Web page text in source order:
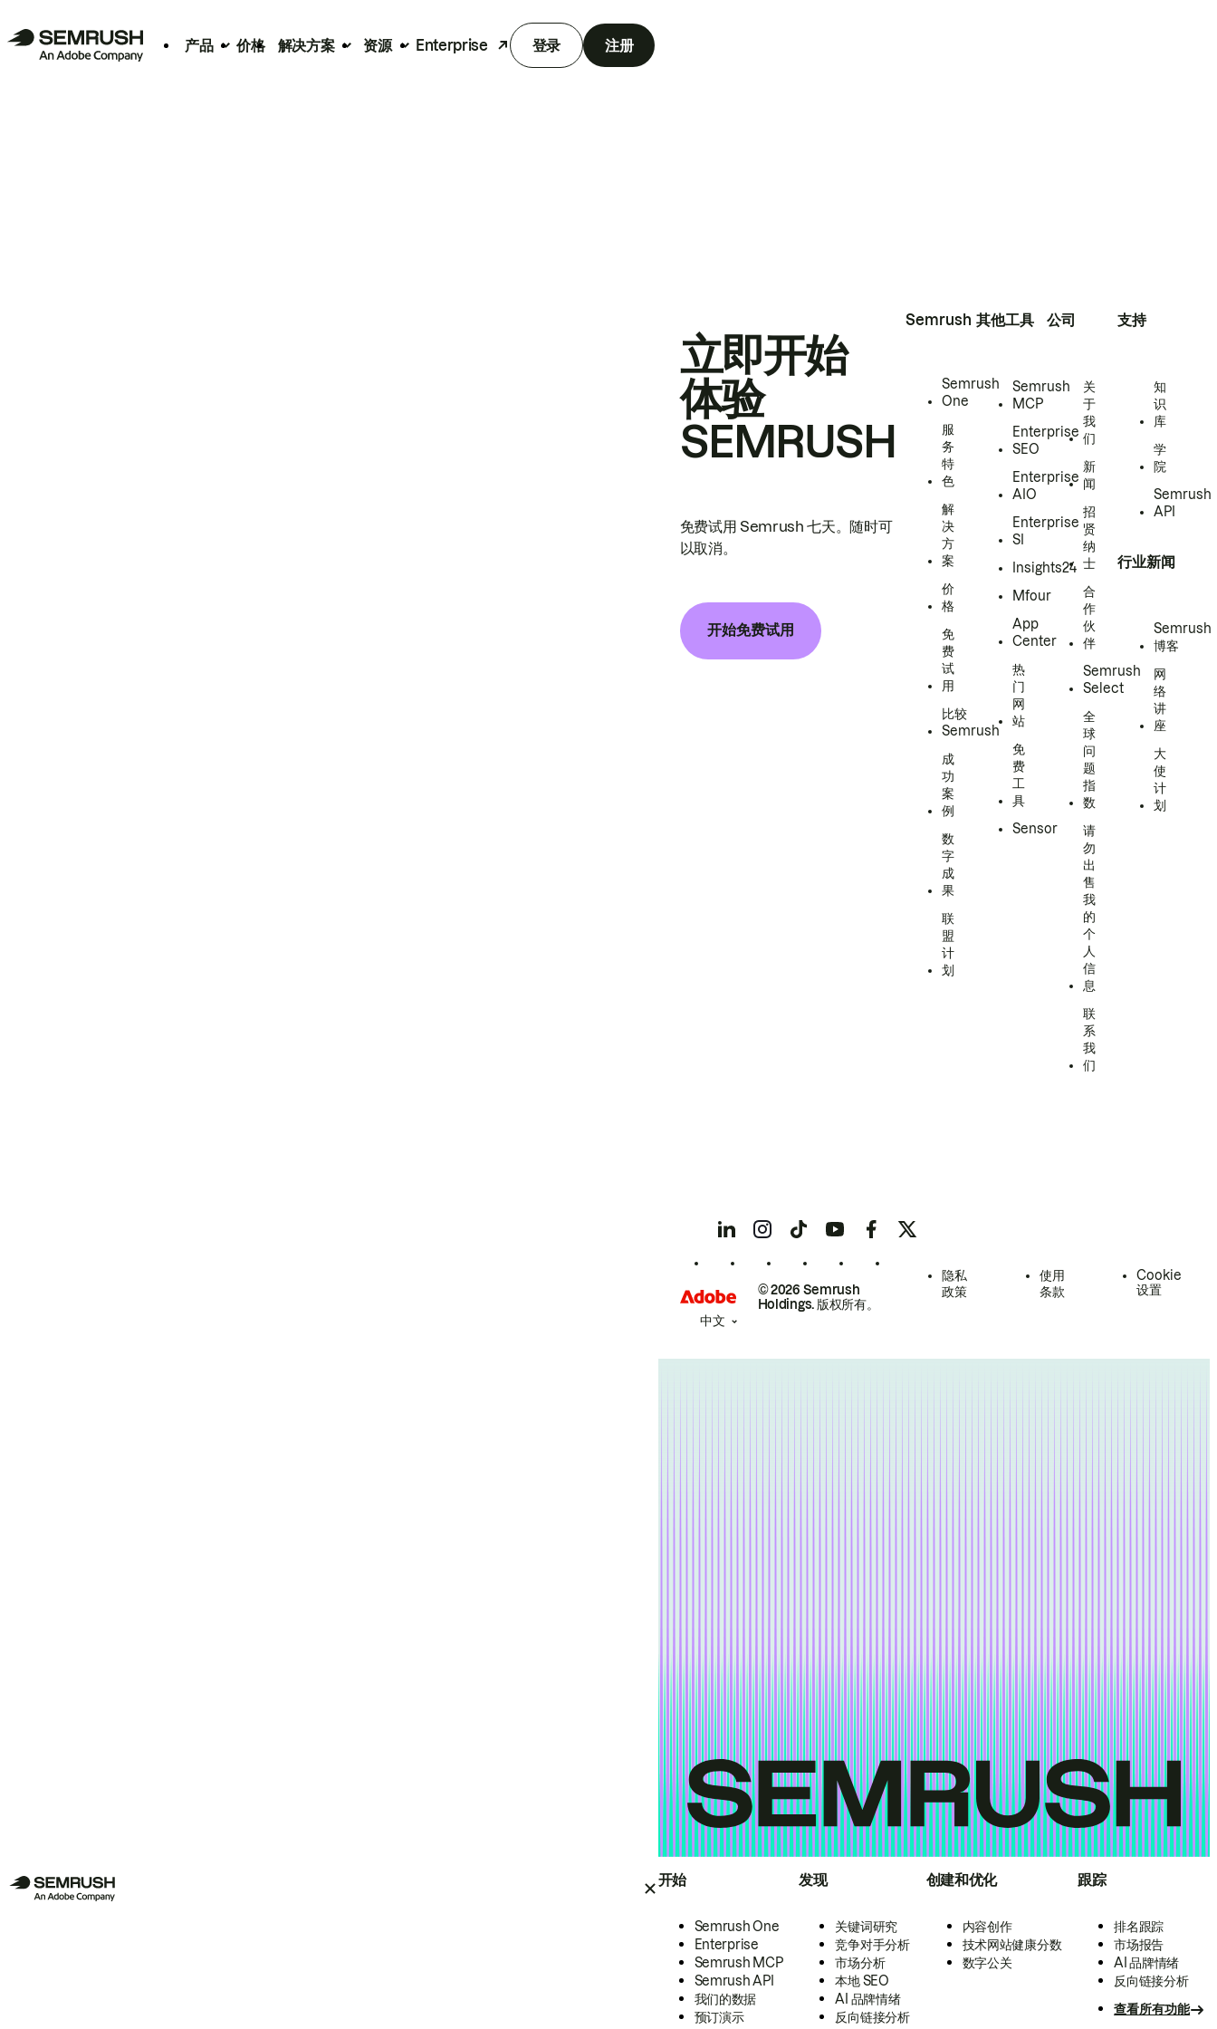
产品 价格 解决方案 资源 Enterprise 登录 注册
开始
Semrush One
Enterprise
Semrush MCP
Semrush API
我们的数据
预订演示
发现
关键词研究
竞争对手分析
市场分析
本地 SEO
AI 品牌情绪
反向链接分析
创建和优化
内容创作
技术网站健康分数
数字公关
跟踪
排名跟踪
市场报告
AI 品牌情绪
反向链接分析
查看所有功能
立即开始
体验
SEMRUSH
免费试用 Semrush 七天。随时可
以取消。
开始免费试用
Semrush
Semrush
One
服
务
特
色
解
决
方
案
价
格
免
费
试
用
比较
Semrush
成
功
案
例
数
字
成
果
联
盟
计
划
其他工具
Semrush
MCP
Enterprise
SEO
Enterprise
AIO
Enterprise
SI
Insights24
Mfour
App
Center
热
门
网
站
免
费
工
具
Sensor
公司
关
于
我
们
新
闻
招
贤
纳
士
合
作
伙
伴
Semrush
Select
全
球
问
题
指
数
请
勿
出
售
我
的
个
人
信
息
联
系
我
们
支持
知
识
库
学
院
Semrush
API
行业新闻
Semrush
博客
网
络
讲
座
大
使
计
划
© 2026 Semrush
Holdings. 版权所有。
隐私
政策
使用
条款
Cookie
设置
中文